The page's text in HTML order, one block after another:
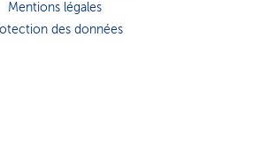
Mentions légales
des données